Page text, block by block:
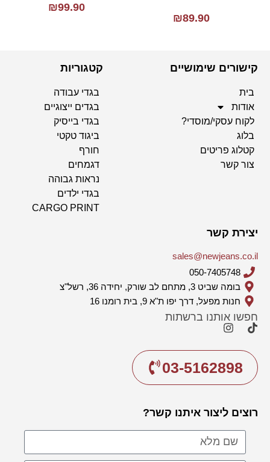
₪89.90
₪99.90
קישורים שימושיים
בית
אודות
לקוח עסקי/מוסדי?
בלוג
קטלוג פריטים
צור קשר
קטגוריות
בגדי עבודה
בגדים ייצוגיים
בגדי בייסיק
ביגוד טקטי
חורף
דגמחים
נראות גבוהה
בגדי ילדים
CARGO PRINT
יצירת קשר
sales@newjeans.co.il
050-7405748
בומה שביט 3, מתחם לב שורק, יחידה 36, רשל"צ
חנות מפעל, דרך יפו ת"א 9, בית רומנו 16
חפשו אותנו ברשתות
03-5162898
רוצים ליצור איתנו קשר?